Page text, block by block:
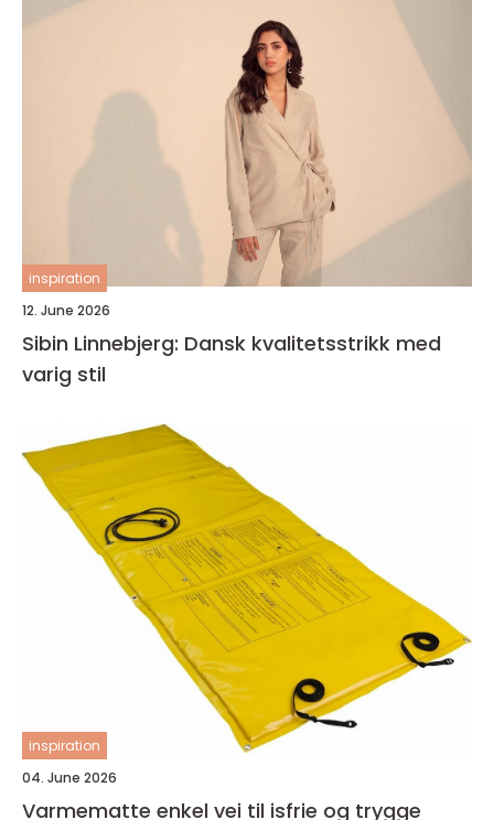
inspiration
12. June 2026
Sibin Linnebjerg: Dansk kvalitetsstrikk med
varig stil
inspiration
04. June 2026
Varmematte enkel vei til isfrie og trygge